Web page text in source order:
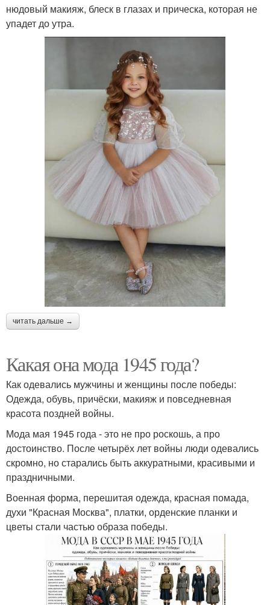
нюдовый макияж, блеск в глазах и прическа, которая не
упадет до утра.
читать дальше →
Какая она мода 1945 года?
Как одевались мужчины и женщины после победы:
Одежда, обувь, причёски, макияж и повседневная
красота поздней войны.
Мода мая 1945 года - это не про роскошь, а про
достоинство. После четырёх лет войны люди одевались
скромно, но старались быть аккуратными, красивыми и
праздничными.
Военная форма, перешитая одежда, красная помада,
духи "Красная Москва", платки, орденские планки и
цветы стали частью образа победы.